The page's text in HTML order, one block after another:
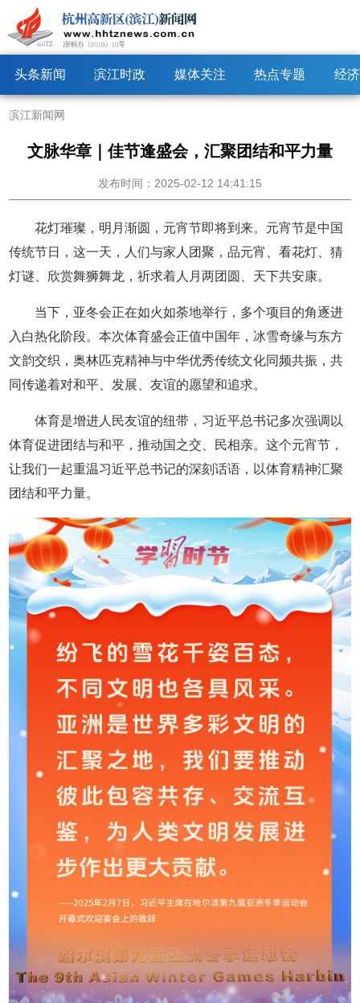
头条新闻 滨江时政 媒体关注 热点专题 经
滨江新闻网
文脉华章｜佳节逢盛会，汇聚团结和平力量
发布时间：2025-02-12 14:41:15
花灯璀璨，明月渐圆，元宵节即将到来。元宵节是中国
传统节日，这一天，人们与家人团聚，品元宵、看花灯、猜
灯谜、欣赏舞狮舞龙，祈求着人月两团圆、天下共安康。
当下，亚冬会正在如火如荼地举行，多个项目的角逐进
入白热化阶段。本次体育盛会正值中国年，冰雪奇缘与东方
文韵交织，奥林匹克精神与中华优秀传统文化同频共振，共
同传递着对和平、发展、友谊的愿望和追求。
体育是增进人民友谊的纽带，习近平总书记多次强调以
体育促进团结与和平，推动国之交、民相亲。这个元宵节，
让我们一起重温习近平总书记的深刻话语，以体育精神汇聚
团结和平力量。